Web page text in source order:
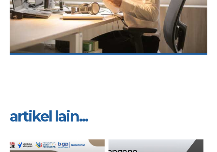
artikel lain...